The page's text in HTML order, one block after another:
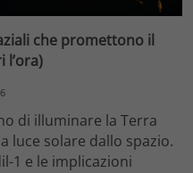
che promettono il
l’ora)
di illuminare la Terra
luce solare dallo spazio.
1 e le implicazioni